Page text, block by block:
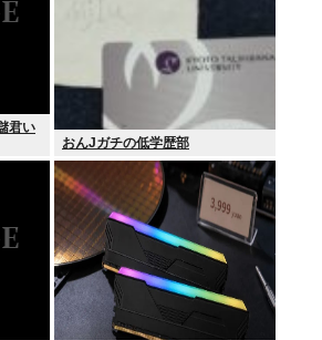
君い
おんJガチの低学歴部